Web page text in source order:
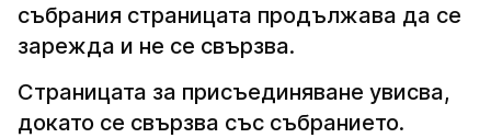
събрания страницата продължава да се
зарежда и не се свързва.
Страницата за присъединяване увисва,
докато се свързва със събранието.